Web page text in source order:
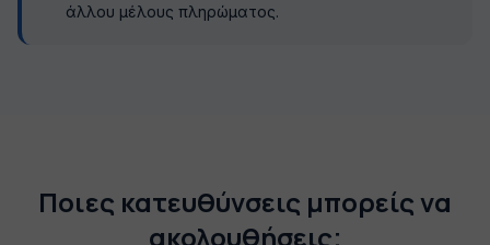
άλλου μέλους πληρώματος.
Ποιες κατευθύνσεις μπορείς να
ακολουθήσεις;